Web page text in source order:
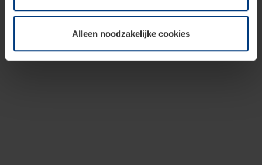
toestemming kunt u op elk moment bij de uitleg van de
wijzigen of herroepen.Alleen noodzakelijke cookies